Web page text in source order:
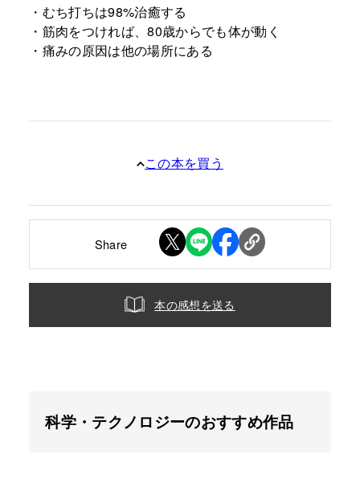
・むち打ちは98%治癒する
・筋肉をつければ、80歳からでも体が動く
・痛みの原因は他の場所にある
この本を買う
Share
本の感想を送る
科学・テクノロジーのおすすめ作品